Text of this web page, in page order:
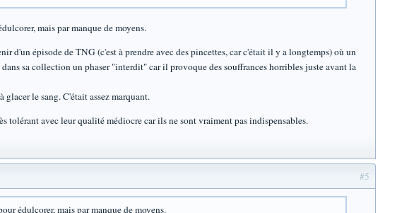
mais par manque de moyens.
d'un épisode de TNG (c'est à prendre avec des pincettes, car c'était il y a longtemps) où un
sa collection un phaser "interdit" car il provoque des souffrances horribles juste avant la
le sang. C'était assez marquant.
tolérant avec leur qualité médiocre car ils ne sont vraiment pas indispensables.
#5
édulcorer, mais par manque de moyens.